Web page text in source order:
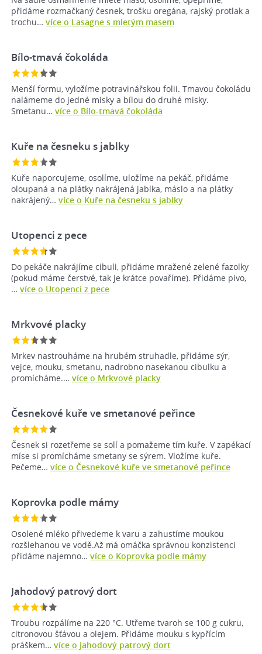
přidáme rozmačkaný česnek, trošku oregána, rajský protlak a
trochu… více o Lasagne s mletým masem
Bílo-tmavá čokoláda
Menší formu, vyložíme potravinářskou folii. Tmavou čokoládu
nalámeme do jedné misky a bílou do druhé misky.
Smetanu… více o Bílo-tmavá čokoláda
Kuře na česneku s jablky
Kuře naporcujeme, osolíme, uložíme na pekáč, přidáme
oloupaná a na plátky nakrájená jablka, máslo a na plátky
nakrájený… více o Kuře na česneku s jablky
Utopenci z pece
Do pekáče nakrájíme cibuli, přidáme mražené zelené fazolky
(pokud máme čerstvé, tak je krátce povaříme). Přidáme pivo,
… více o Utopenci z pece
Mrkvové placky
Mrkev nastrouháme na hrubém struhadle, přidáme sýr,
vejce, mouku, smetanu, nadrobno nasekanou cibulku a
promícháme.… více o Mrkvové placky
Česnekové kuře ve smetanové peřince
Česnek si rozetřeme se solí a pomažeme tím kuře. V zapékací
míse si promícháme smetany se sýrem. Vložíme kuře.
Pečeme… více o Česnekové kuře ve smetanové peřince
Koprovka podle mámy
Osolené mléko přivedeme k varu a zahustíme moukou
rozšlehanou ve vodě.Až má omáčka správnou konzistenci
přidáme najemno… více o Koprovka podle mámy
Jahodový patrový dort
Troubu rozpálíme na 220 °C. Utřeme tvaroh se 100 g cukru,
citronovou šťávou a olejem. Přidáme mouku s kypřícím
práškem… více o Jahodový patrový dort